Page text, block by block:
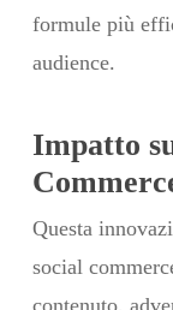
formule più
audience.
Impatto
Questa
social